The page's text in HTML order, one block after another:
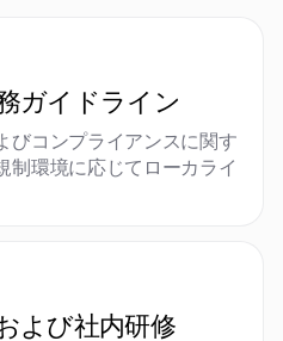
ガイドライン
びコンプライアンスに関す
制環境に応じてローカライ
よび社内研修